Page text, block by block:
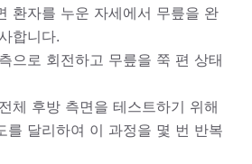
환자를 누운 자세에서 무릎을 완
합니다.
으로 회전하고 무릎을 쭉 편 상태
체 후방 측면을 테스트하기 위해
를 달리하여 이 과정을 몇 번 반복